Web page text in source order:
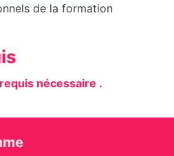
de la formation
nécessaire .